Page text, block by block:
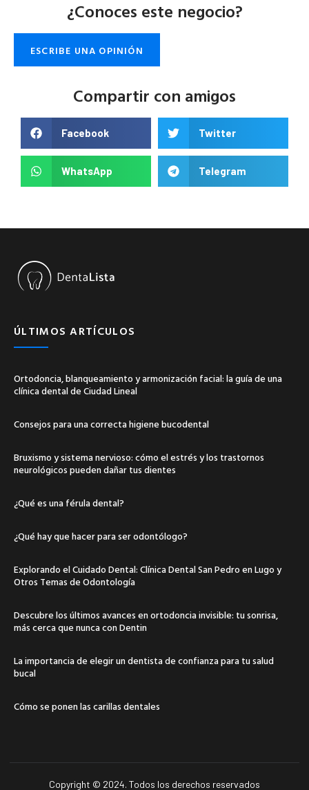
¿Conoces este negocio?
ESCRIBE UNA OPINIÓN
Compartir con amigos
Facebook Twitter
WhatsApp Telegram
ÚLTIMOS ARTÍCULOS
Ortodoncia, blanqueamiento y armonización facial: la guía de una
clínica dental de Ciudad Lineal
Consejos para una correcta higiene bucodental
Bruxismo y sistema nervioso: cómo el estrés y los trastornos
neurológicos pueden dañar tus dientes
¿Qué es una férula dental?
¿Qué hay que hacer para ser odontólogo?
Explorando el Cuidado Dental: Clínica Dental San Pedro en Lugo y
Otros Temas de Odontología
Descubre los últimos avances en ortodoncia invisible: tu sonrisa,
más cerca que nunca con Dentin
La importancia de elegir un dentista de confianza para tu salud
bucal
Cómo se ponen las carillas dentales
Copyright © 2024. Todos los derechos reservados